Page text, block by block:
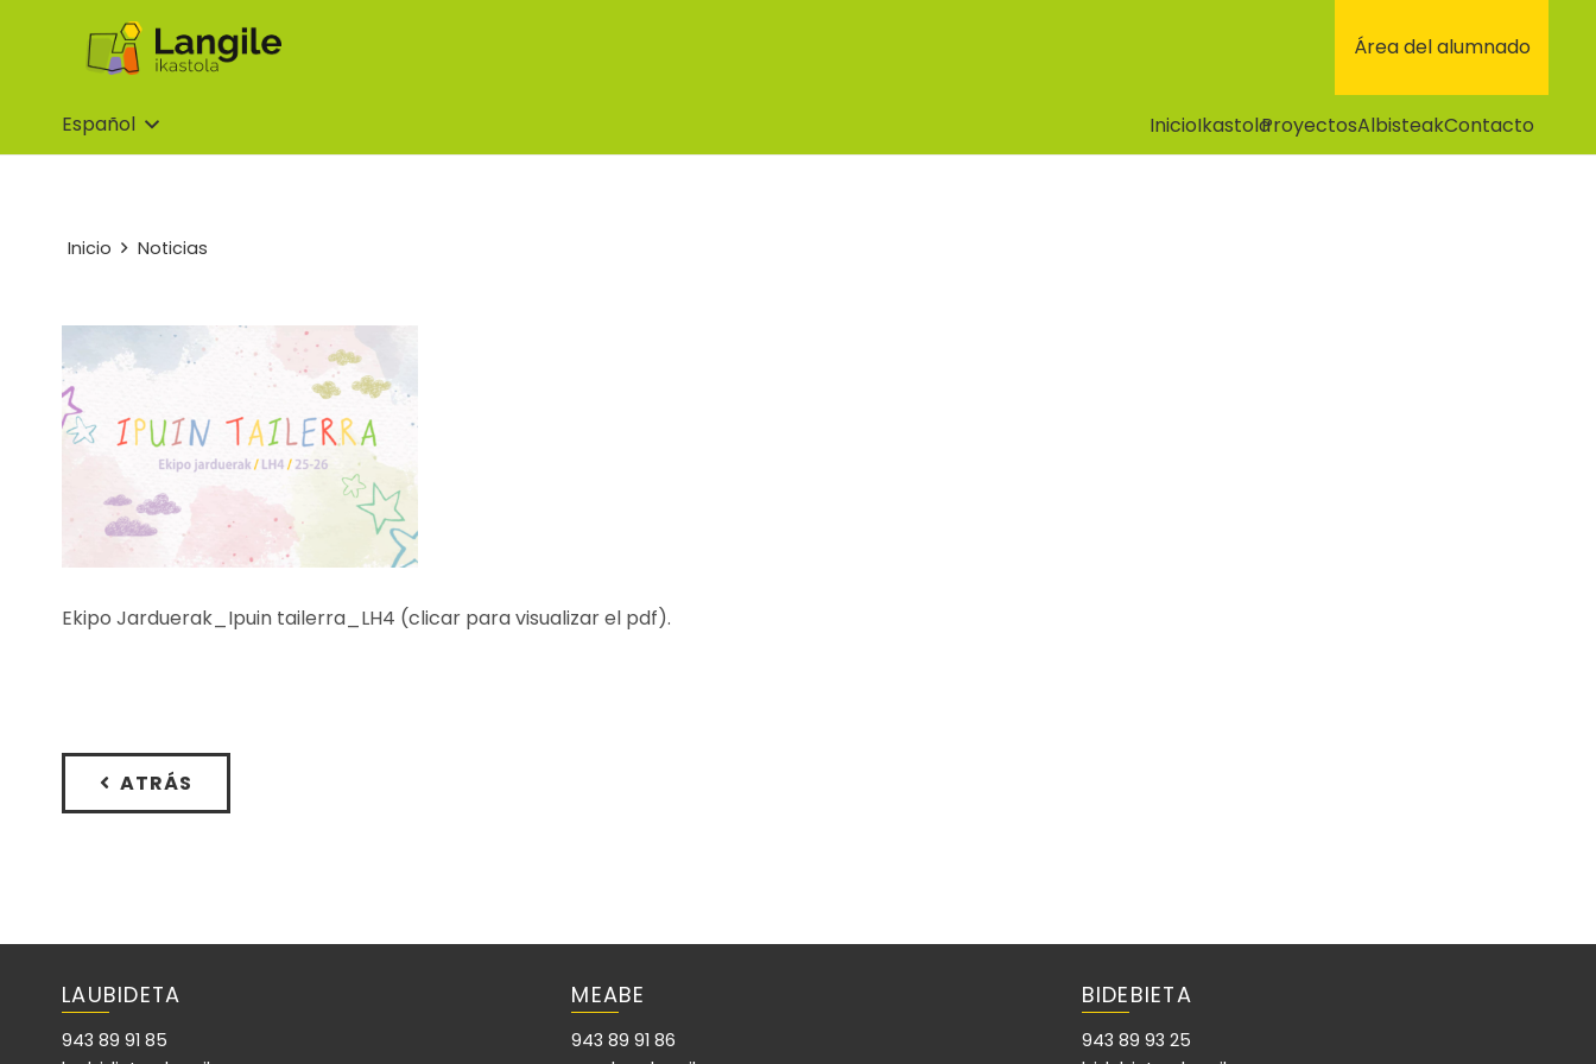
Área del alumnado
Español InicioIkastolaProyectosAlbisteakContacto
Inicio Noticias
Ekipo Jarduerak_Ipuin tailerra_LH4 (clicar para visualizar el pdf).
ATRÁS
LAUBIDETA
943 89 91 85
MEABE
943 89 91 86
BIDEBIETA
943 89 93 25